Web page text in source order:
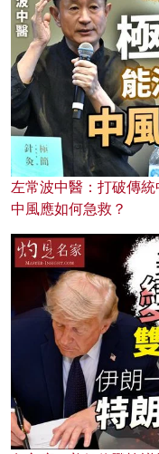
左常波中醫：打破傳
中風應如何急救？